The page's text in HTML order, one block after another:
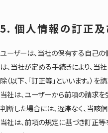
5. 個人情報の訂正及
ユーザーは、当社の保有する自己
は、当社が定める手続きにより、当
除（以下、「訂正等」といいます。）を
当社は、ユーザーから前項の請求
判断した場合には、遅滞なく、当該
当社は、前項の規定に基づき訂正